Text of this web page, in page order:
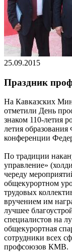
25.09.2015
Праздник
На Кавказских
отметили День
знаком 110-летия
летия
конференции
По традиции
управление»
череду
общекурортном
трудовых
вручением им
лучшее
специалистов на
общекурортная
сотрудники всех
профсоюзов КМВ.